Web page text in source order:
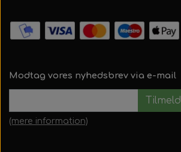
Modtag vores nyhedsbrev via e-mail
Tilmeld
(mere information)